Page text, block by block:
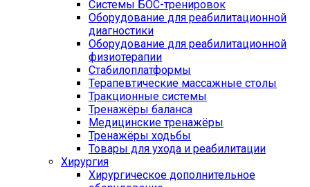
Системы БОС-тренировок
Оборудование для реабилитационной
диагностики
Оборудование для реабилитационной
физиотерапии
Стабилоплатформы
Терапевтические массажные столы
Тракционные системы
Тренажёры баланса
Медицинские тренажёры
Тренажёры ходьбы
Товары для ухода и реабилитации
Хирургия
Хирургическое дополнительное